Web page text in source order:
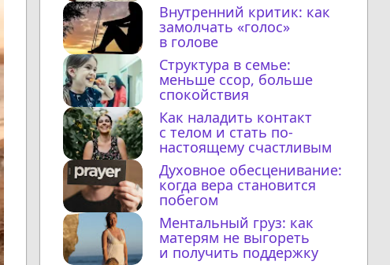
Внутренний критик: как
замолчать «голос»
в голове
Структура в семье:
меньше ссор, больше
спокойствия
Как наладить контакт
с телом и стать по-
настоящему счастливым
Духовное обесценивание:
когда вера становится
побегом
Ментальный груз: как
матерям не выгореть
и получить поддержку